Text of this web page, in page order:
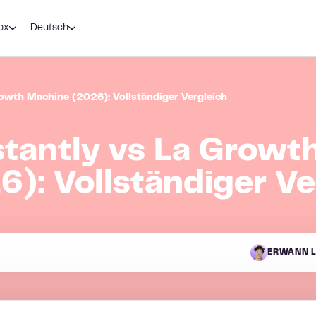
Deutsch
Machine (2026): Vollständiger Vergleich
vs La
Vollständiger
ERWANN